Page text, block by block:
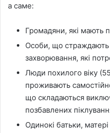
а саме:
Громадяни, які мають
Особи, що страждають
захворювання, які
Люди похилого віку
проживають
що складаються
позбавлених
Одинокі батьки, матері